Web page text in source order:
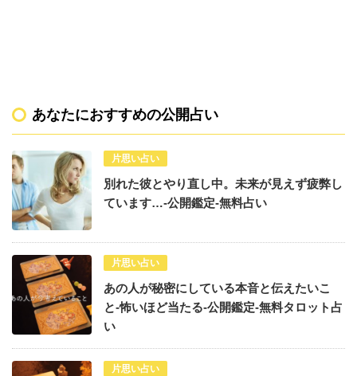
あなたにおすすめの公開占い
片思い占い
別れた彼とやり直し中。未来が見えず疲弊し
ています…-公開鑑定-無料占い
片思い占い
あの人が秘密にしている本音と伝えたいこ
と-怖いほど当たる-公開鑑定-無料タロット占
い
片思い占い